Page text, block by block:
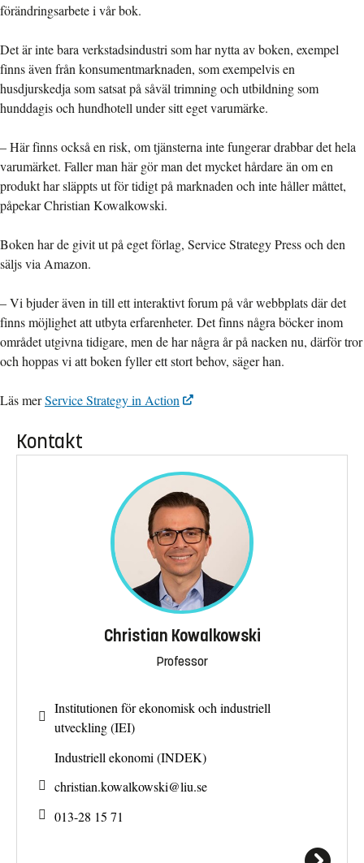
förändringsarbete i vår bok.
Det är inte bara verkstadsindustri som har nytta av boken, exempel
finns även från konsumentmarknaden, som exempelvis en
husdjurskedja som satsat på såväl trimning och utbildning som
hunddagis och hundhotell under sitt eget varumärke.
– Här finns också en risk, om tjänsterna inte fungerar drabbar det hela
varumärket. Faller man här gör man det mycket hårdare än om en
produkt har släppts ut för tidigt på marknaden och inte håller måttet,
påpekar Christian Kowalkowski.
Boken har de givit ut på eget förlag, Service Strategy Press och den
säljs via Amazon.
– Vi bjuder även in till ett interaktivt forum på vår webbplats där det
finns möjlighet att utbyta erfarenheter. Det finns några böcker inom
området utgivna tidigare, men de har några år på nacken nu, därför tror
och hoppas vi att boken fyller ett stort behov, säger han.
Läs merService Strategy in Action
Kontakt
Christian Kowalkowski
Professor
Institutionen för ekonomisk och industriell
utveckling (IEI)
Industriell ekonomi (INDEK)
christian.kowalkowski@liu.se
013-28 15 71